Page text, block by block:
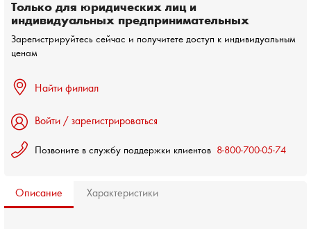
Только для юридических лиц и
индивидуальных предпринимательных
Зарегистрируйтесь сейчас и получитете доступ к индивидуальным
ценам
Найти филиал
Войти / зарегистрироваться
Позвоните в службу поддержки клиентов 8-800-700-05-74
Описание Характеристики